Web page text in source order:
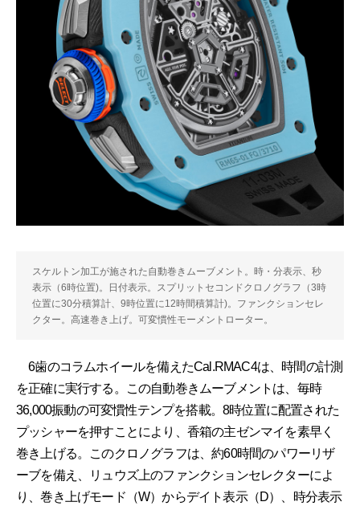
スケルトン加工が施された自動巻きムーブメント。時・分表示、秒
表示（6時位置)。日付表示。スプリットセコンドクロノグラフ（3時
位置に30分積算計、9時位置に12時間積算計)。ファンクションセレ
クター。高速巻き上げ。可変慣性モーメントローター。
6歯のコラムホイールを備えたCal.RMAC4は、時間の計測
を正確に実行する。この自動巻きムーブメントは、毎時
36,000振動の可変慣性テンプを搭載。8時位置に配置された
プッシャーを押すことにより、香箱の主ゼンマイを素早く
巻き上げる。このクロノグラフは、約60時間のパワーリザ
ーブを備え、リュウズ上のファンクションセレクターによ
り、巻き上げモード（W）からデイト表示（D）、時分表示